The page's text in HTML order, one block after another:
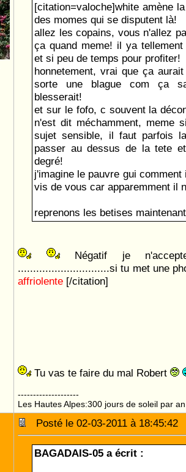
[citation=valoche]white amène
des momes qui se disputent là!
allez les copains, vous n'allez
ça quand meme! il ya
et si peu de temps pour profiter!
honnetement, vrai que ça
sorte une blague com ça
blesserait!
et sur le fofo, c souvent la
n'est dit méchamment, meme
sujet sensible, il faut parfois
passer au dessus de la tete
degré!
j'imagine le pauvre gui
vis de vous car apparemment il
reprenons les betises
Négatif je
..............................si tu met une
affriolente [/citation]
Tu vas te faire du mal Robert
--------------------
Les Hautes Alpes:300 jours de soleil par an
Posté le 02-03-2011 à
BAGADAIS-05 a écrit :